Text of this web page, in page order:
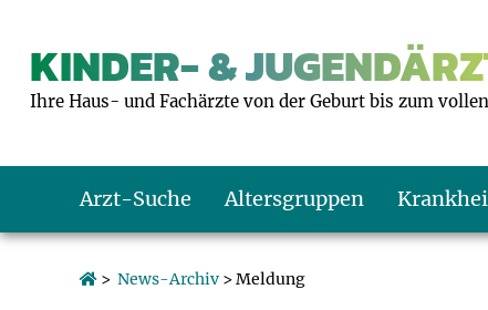
KINDER- &
Ihre Haus- und Fachärzte von der Geburt bis zum
Arzt-Suche Altersgruppen
> News-Archiv > Meldung